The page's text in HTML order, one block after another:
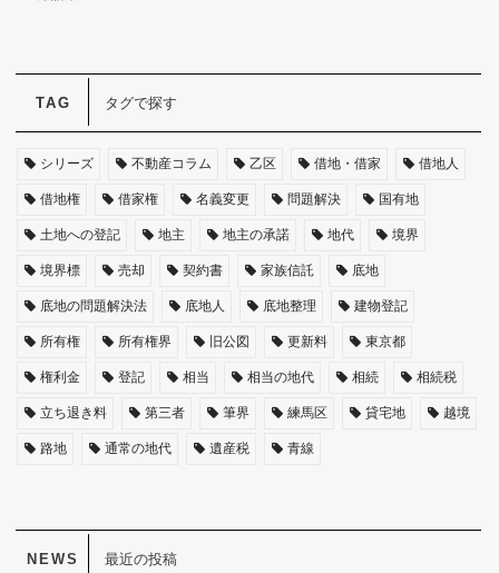
タグで探す
シリーズ 不動産コラム 乙区 借地・借家 借地人
借地権 借家権 名義変更 問題解決 国有地
土地への登記 地主 地主の承諾 地代 境界
境界標 売却 契約書 家族信託 底地
底地の問題解決法 底地人 底地整理 建物登記
所有権 所有権界 旧公図 更新料 東京都
権利金 登記 相当 相当の地代 相続 相続税
立ち退き料 第三者 筆界 練馬区 貸宅地 越境
路地 通常の地代 遺産税 青線
最近の投稿